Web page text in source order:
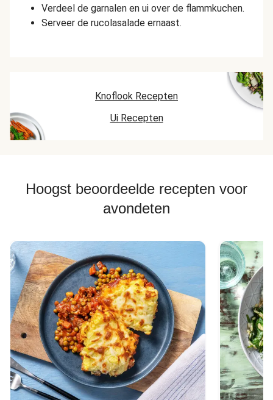
Verdeel de garnalen en ui over de flammkuchen.
Serveer de rucolasalade ernaast.
Knoflook Recepten
Ui Recepten
Hoogst beoordeelde recepten voor
avondeten